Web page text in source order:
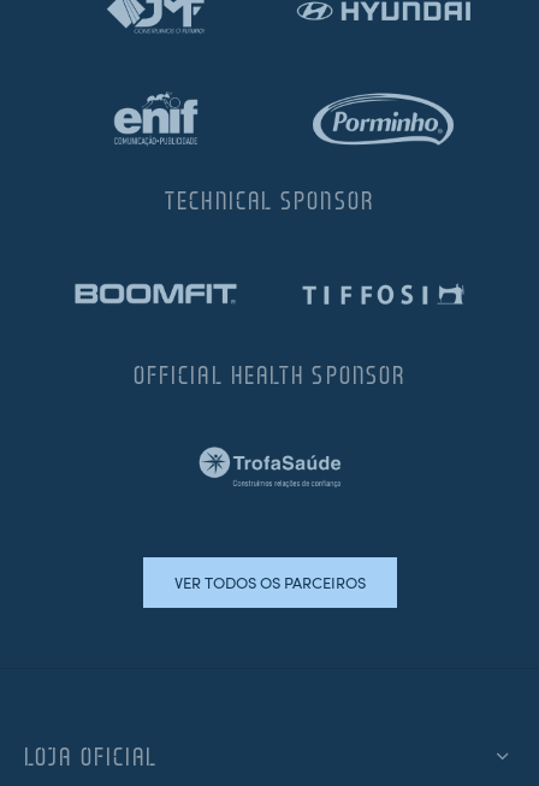
TECHNICAL SPONSOR
OFFICIAL HEALTH SPONSOR
VER TODOS OS PARCEIROS
LOJA OFICIAL